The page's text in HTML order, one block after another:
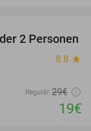
34%
2 Personen
8.8 star
Regulär 29€
19€